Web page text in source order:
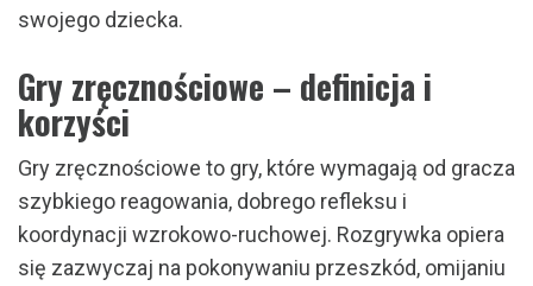
swojego dziecka.
Gry zręcznościowe – definicja i
korzyści
Gry zręcznościowe to gry, które wymagają od gracza
szybkiego reagowania, dobrego refleksu i
koordynacji wzrokowo-ruchowej. Rozgrywka opiera
się zazwyczaj na pokonywaniu przeszkód, omijaniu